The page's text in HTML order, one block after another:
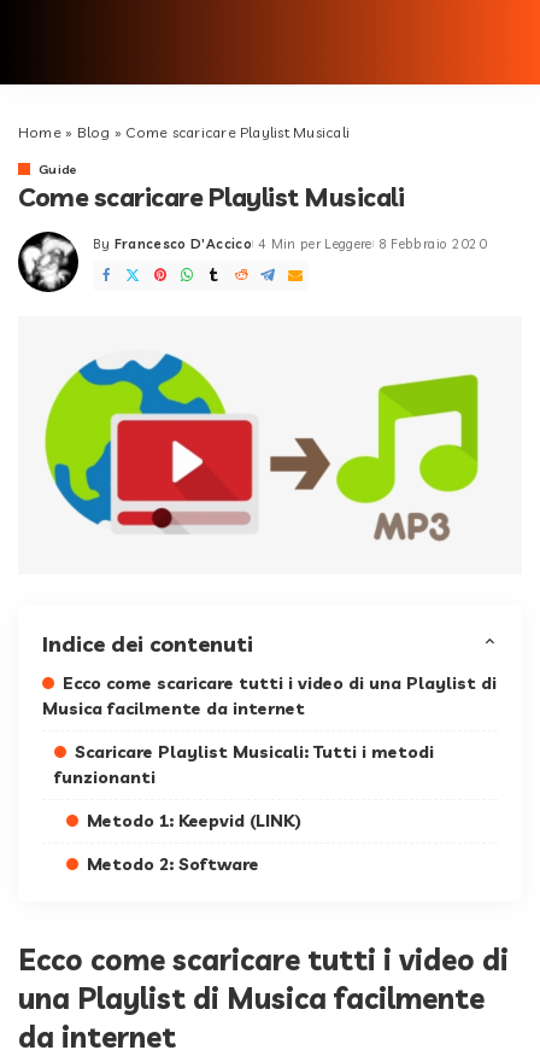
Home» Blog » Come scaricare Playlist Musicali
Guide
Come scaricare Playlist Musicali
Posted
by
By Francesco D'Accico 4 Min per Leggere 8 Febbraio 2020
Indice dei contenuti
Ecco come scaricare tutti i video di una Playlist di
Musica facilmente da internet
Scaricare Playlist Musicali: Tutti i metodi
funzionanti
Metodo 1: Keepvid (LINK)
Metodo 2: Software
Ecco come scaricare tutti i video di
una Playlist di Musica facilmente
da internet